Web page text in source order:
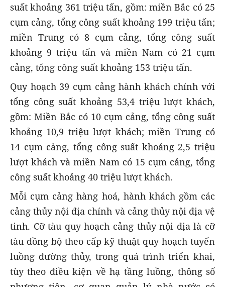
suất khoảng 361 triệu tấn, gồm: miền Bắc có 25
cụm cảng, tổng công suất khoảng 199 triệu tấn;
miền Trung có 8 cụm cảng, tổng công suất
khoảng 9 triệu tấn và miền Nam có 21 cụm
cảng, tổng công suất khoảng 153 triệu tấn.
Quy hoạch 39 cụm cảng hành khách chính với
tổng công suất khoảng 53,4 triệu lượt khách,
gồm: Miền Bắc có 10 cụm cảng, tổng công suất
khoảng 10,9 triệu lượt khách; miền Trung có
14 cụm cảng, tổng công suất khoảng 2,5 triệu
lượt khách và miền Nam có 15 cụm cảng, tổng
công suất khoảng 40 triệu lượt khách.
Mỗi cụm cảng hàng hoá, hành khách gồm các
cảng thủy nội địa chính và cảng thủy nội địa vệ
tinh. Cỡ tàu quy hoạch cảng thủy nội địa là cỡ
tàu đồng bộ theo cấp kỹ thuật quy hoạch tuyến
luồng đường thủy, trong quá trình triển khai,
tùy theo điều kiện về hạ tầng luồng, thông số